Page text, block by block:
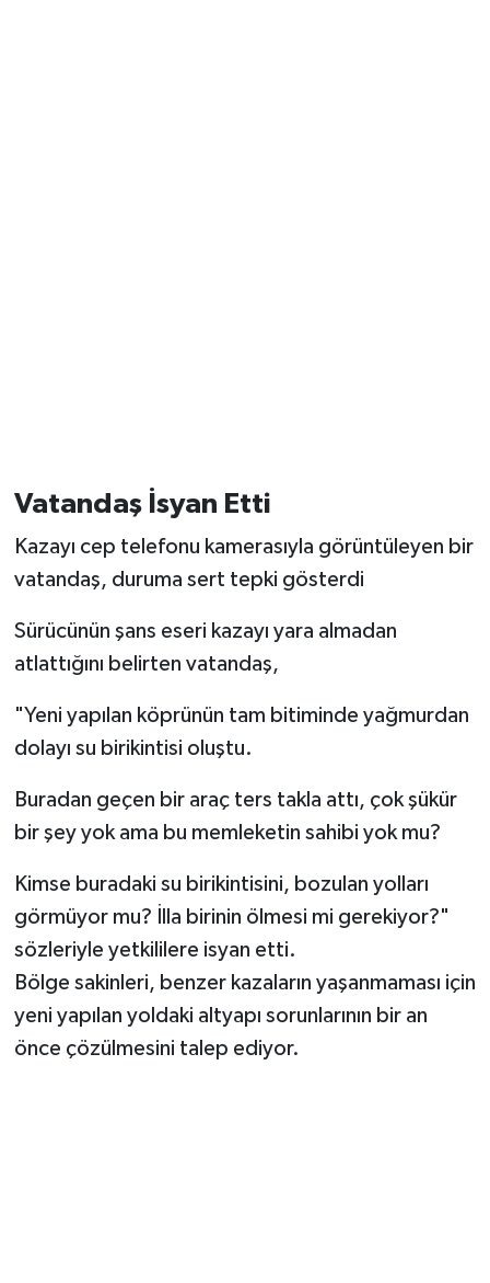
Vatandaş İsyan Etti
Kazayı cep telefonu kamerasıyla görüntüleyen bir
vatandaş, duruma sert tepki gösterdi
Sürücünün şans eseri kazayı yara almadan
atlattığını belirten vatandaş,
"Yeni yapılan köprünün tam bitiminde yağmurdan
dolayı su birikintisi oluştu.
Buradan geçen bir araç ters takla attı, çok şükür
bir şey yok ama bu memleketin sahibi yok mu?
Kimse buradaki su birikintisini, bozulan yolları
görmüyor mu? İlla birinin ölmesi mi gerekiyor?"
sözleriyle yetkililere isyan etti.
Bölge sakinleri, benzer kazaların yaşanmaması için
yeni yapılan yoldaki altyapı sorunlarının bir an
önce çözülmesini talep ediyor.